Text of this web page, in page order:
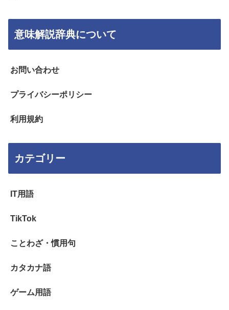
意味解説辞典について
お問い合わせ
プライバシーポリシー
利用規約
カテゴリー
IT用語
TikTok
ことわざ・慣用句
カタカナ語
ゲーム用語